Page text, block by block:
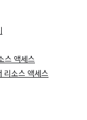
스 액세스
리소스 액세스